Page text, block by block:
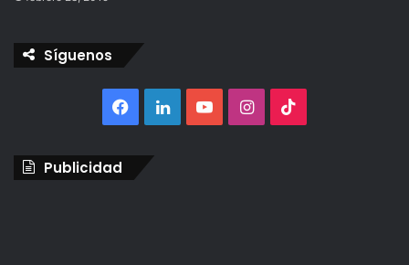
Síguenos
Facebook
LinkedInYouTubeInstagram
Publicidad